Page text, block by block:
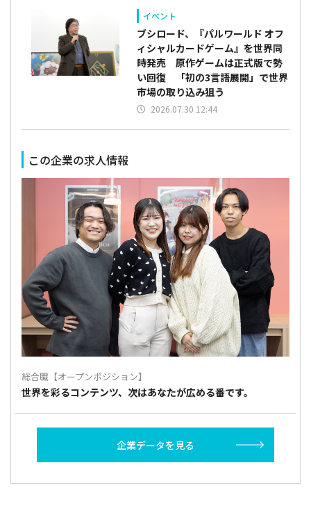
イベント
ブシロード、『パルワールド オフ
ィシャルカードゲーム』を世界同
時発売 原作ゲームは正式版で勢
い回復 「初の3言語展開」で世界
市場の取り込み狙う
2026.07.30 12:44
この企業の求人情報
総合職【オープンポジション】
世界を彩るコンテンツ、次はあなたが広める番です。
企業データを見る